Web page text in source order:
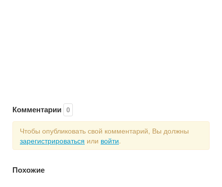
Комментарии 0
Чтобы опубликовать свой комментарий, Вы должны
зарегистрироваться или войти.
Похожие